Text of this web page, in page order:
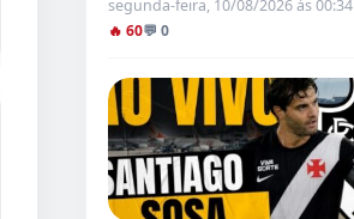
segunda-feira, 10/08/2026 às 00:34
🔥 60💬 0